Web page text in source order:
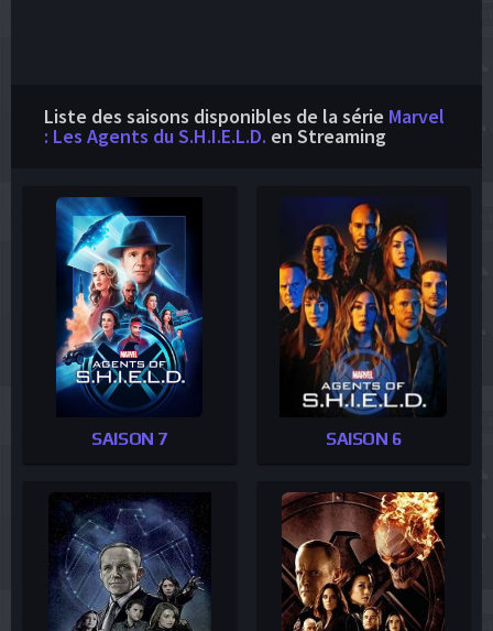
Liste des saisons disponibles de la série Marvel
: Les Agents du S.H.I.E.L.D. en Streaming
SAISON 7 SAISON 6